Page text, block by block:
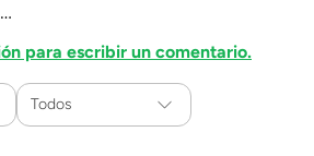
para escribir un comentario.
Todos